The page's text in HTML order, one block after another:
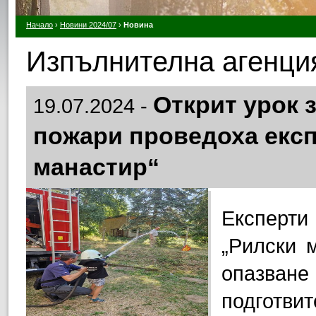
Начало › Новини 2024/07 › Новина
Изпълнителна
19.07.2024 - Открит урок
пожари проведоха
манастир“
„Рилски